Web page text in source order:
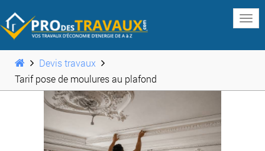
Devis travaux
Tarif pose de moulures au plafond